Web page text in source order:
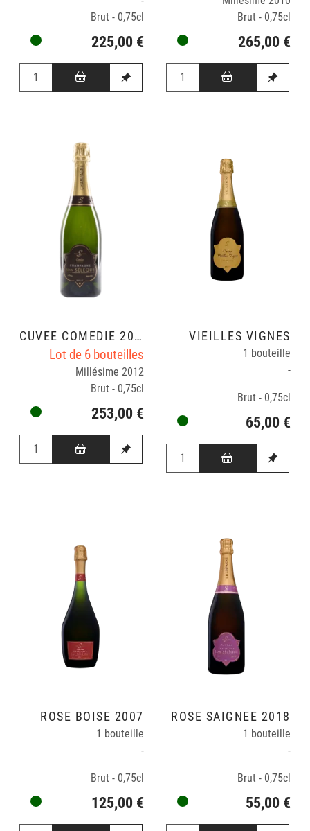
Brut - 0,75cl
225,00 €
Brut - 0,75cl
265,00 €
CUVÉE COMÉDIE 2012
Lot de 6 bouteilles
Millésime 2012
Brut - 0,75cl
253,00 €
VIEILLES VIGNES
1 bouteille
-
Brut - 0,75cl
65,00 €
ROSÉ BOISÉ 2007
1 bouteille
-
Brut - 0,75cl
125,00 €
ROSÉ SAIGNÉE 2018
1 bouteille
-
Brut - 0,75cl
55,00 €